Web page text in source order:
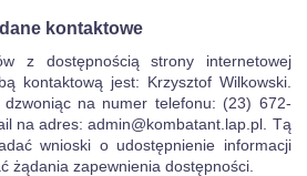
kontaktowe
z dostępnością strony internetowej
kontaktową jest: Krzysztof Wilkowski.
na numer telefonu: (23) 672-
na adres: admin@kombatant.lap.pl. Tą
wnioski o udostępnienie informacji
żądania zapewnienia dostępności.